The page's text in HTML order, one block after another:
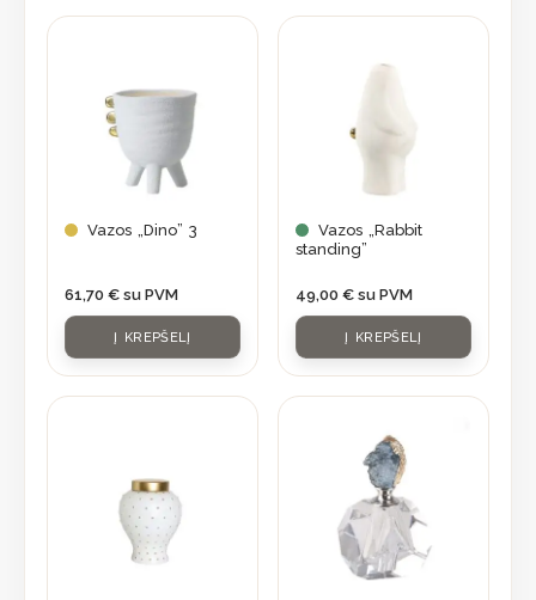
Vazos „Dino” 3
61,70 € su PVM
Į KREPŠELĮ
Vazos „Rabbit
standing”
49,00 € su PVM
Į KREPŠELĮ